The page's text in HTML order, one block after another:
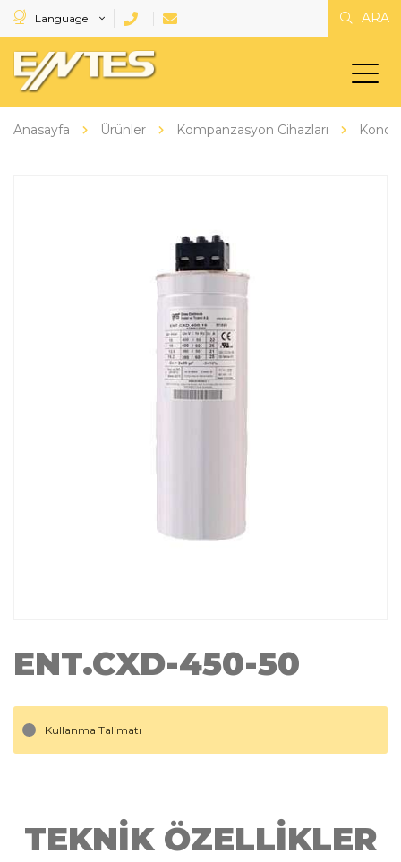
Language ARA
Anasayfa Ürünler Kompanzasyon Cihazları
ENT.CXD-450-50
Kullanma Talimatı
TEKNİK ÖZELLİKLER